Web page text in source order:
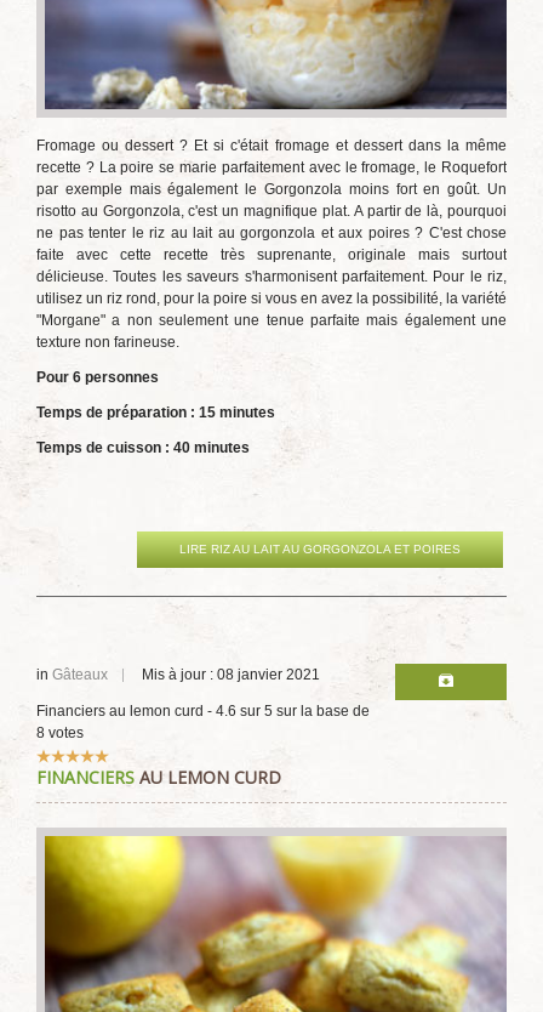
Fromage ou dessert ? Et si c'était fromage et dessert dans la même
recette ? La poire se marie parfaitement avec le fromage, le Roquefort
par exemple mais également le Gorgonzola moins fort en goût. Un
risotto au Gorgonzola, c'est un magnifique plat. A partir de là, pourquoi
ne pas tenter le riz au lait au gorgonzola et aux poires ? C'est chose
faite avec cette recette très suprenante, originale mais surtout
délicieuse. Toutes les saveurs s'harmonisent parfaitement. Pour le riz,
utilisez un riz rond, pour la poire si vous en avez la possibilité, la variété
"Morgane" a non seulement une tenue parfaite mais également une
texture non farineuse.
Pour 6 personnes
Temps de préparation : 15 minutes
Temps de cuisson : 40 minutes
LIRE RIZ AU LAIT AU GORGONZOLA ET POIRES
in Gâteaux Mis à jour : 08 janvier 2021
Financiers au lemon curd - 4.6 sur 5 sur la base de
8 votes
Vote
utilisateur:5/5
FINANCIERS AU LEMON CURD